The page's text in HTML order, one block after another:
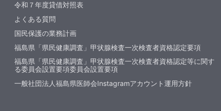
令和７年度貸借対照表
よくある質問
国民保護の業務計画
福島県「県民健康調査」甲状腺検査一次検査者資格認定要項
福島県「県民健康調査」甲状腺検査一次検査者資格認定等に関す
る委員会設置要項委員会設置要項
一般社団法人福島県医師会Instagramアカウント運用方針